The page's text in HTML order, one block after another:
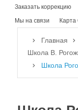
Книга
Обучение
Посмотреть
Заказать коррекцию
Мы на связи
Главная
Школа В.
Школа